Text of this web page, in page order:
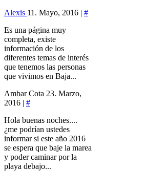
Alexis 11. Mayo, 2016 | #
Es una página muy
completa, existe
información de los
diferentes temas de interés
que tenemos las personas
que vivimos en Baja...
Ambar Cota 23. Marzo,
2016 | #
Hola buenas noches....
¿me podrían ustedes
informar si este año 2016
se espera que baje la marea
y poder caminar por la
playa debajo...